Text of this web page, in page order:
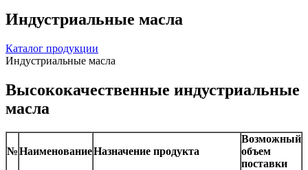
Индустриальные масла
Каталог продукции
Индустриальные масла
Высококачественные индустриальные
масла
№НаименованиеНазначение продукта
Возможный
объем
поставки